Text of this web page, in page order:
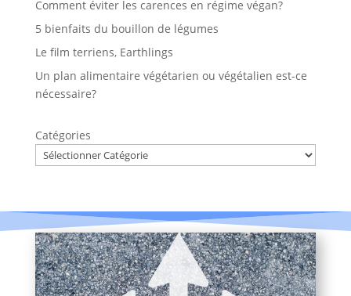
Comment éviter les carences en régime végan?
5 bienfaits du bouillon de légumes
Le film terriens, Earthlings
Un plan alimentaire végétarien ou végétalien est-ce
nécessaire?
Catégories